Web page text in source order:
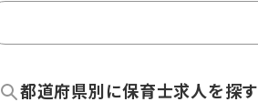
都道府県別に保育士求人を探す